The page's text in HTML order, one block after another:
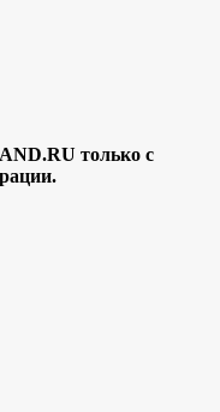
только с